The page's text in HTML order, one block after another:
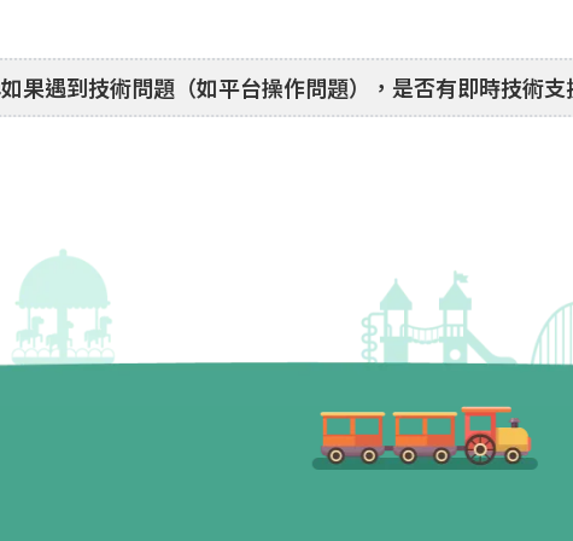
如果遇到技術問題（如平台操作問題），是否有即時技術支